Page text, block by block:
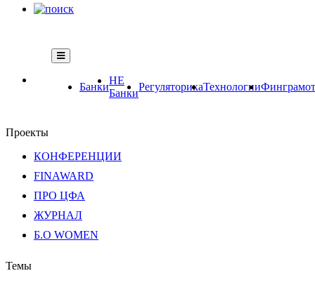
Банки
НЕ
Банки
РегуляторикаТехнологии
Проекты
КОНФЕРЕНЦИИ
FINAWARD
ПРО ЦФА
ЖУРНАЛ
Б.О WOMEN
Темы